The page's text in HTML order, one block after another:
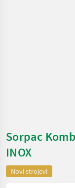
Sorpac
INOX
Novi strojevi